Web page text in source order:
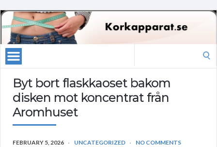
Byt bort flaskkaoset bakom
disken mot koncentrat från
Aromhuset
FEBRUARY 5, 2026 UNCATEGORIZED NO COMMENTS